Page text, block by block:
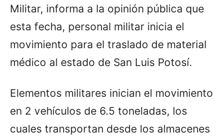
Militar, informa a la opinión pública que
esta fecha, personal militar inicia el
movimiento para el traslado de material
médico al estado de San Luis Potosí.
Elementos militares inician el movimiento
en 2 vehículos de 6.5 toneladas, los
cuales transportan desde los almacenes